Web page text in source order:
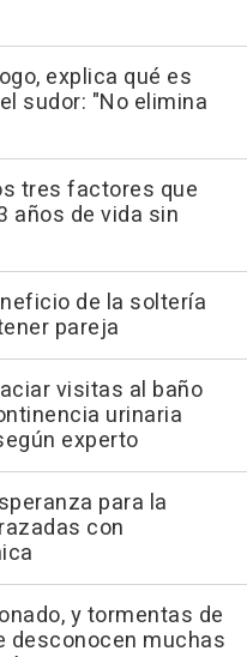
explica qué es
sudor: "No elimina
tres factores que
años de vida sin
de la soltería
pareja
visitas al baño
urinaria
experto
para la
con
y tormentas de
desconocen muchas